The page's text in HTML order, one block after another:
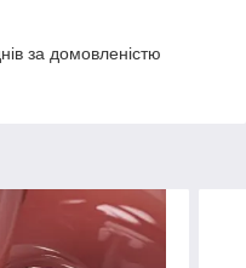
за домовленістю